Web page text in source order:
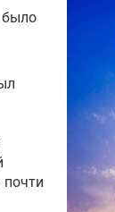
было